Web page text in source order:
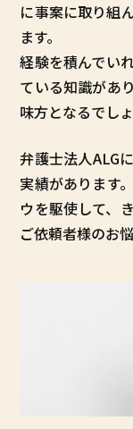
に事案に取り組
ます。
経験を積んでい
ている知識があ
味方となるでしょ
弁護士法人ALG
実績があります
ウを駆使して、
ご依頼者様のお